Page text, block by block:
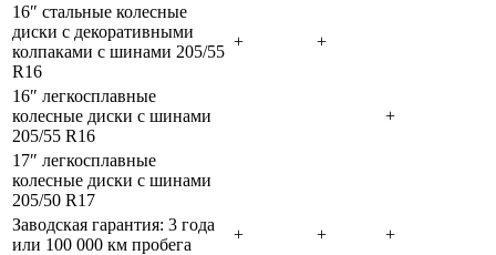
16″ стальные колесные
диски с декоративными
колпаками с шинами 205/55
R16
+ +
16″ легкосплавные
колесные диски с шинами
205/55 R16
+
17″ легкосплавные
колесные диски с шинами
205/50 R17
Заводская гарантия: 3 года
или 100 000 км пробега
+ +
+